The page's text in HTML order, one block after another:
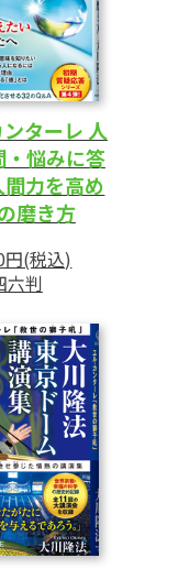
ターレ 人
悩みに答
力を高め
磨き方
(税込)
六判